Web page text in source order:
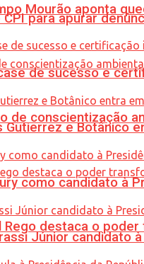
Mourão aponta
de conscientização
Rego destaca o
para apurar
de sucesso e
e Botânico
como candidato à
Júnior candidato